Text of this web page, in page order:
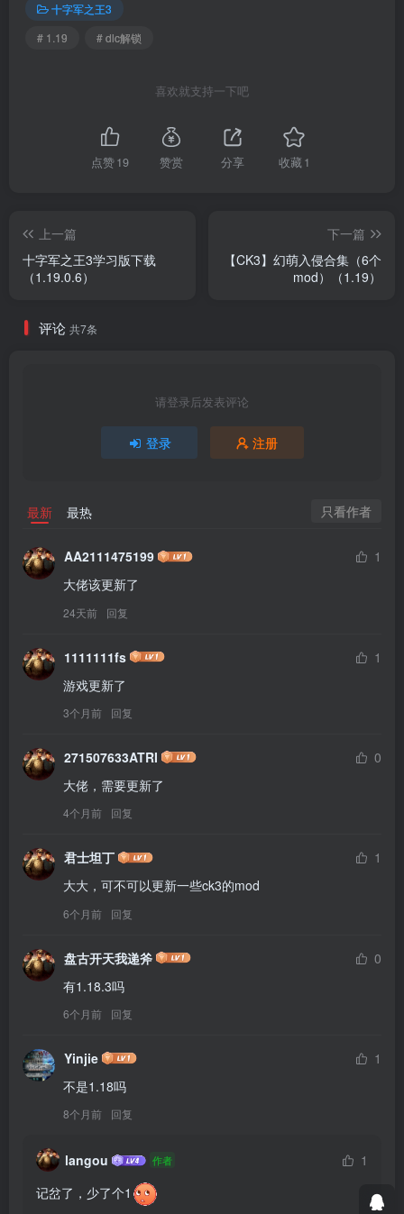
十字军之王3
# 1.19
# dlc解锁
喜欢就支持一下吧
点赞19 赞赏 分享 收藏1
上一篇
十字军之王3学习版下载
（1.19.0.6）
下一篇
【CK3】幻萌入侵合集（6个
mod）（1.19）
评论 共7条
请登录后发表评论
登录 注册
最新 最热 只看作者
AA2111475199
1
大佬该更新了
24天前 回复
1111111fs
1
游戏更新了
3个月前 回复
271507633ATRI
0
大佬，需要更新了
4个月前 回复
君士坦丁
1
大大，可不可以更新一些ck3的mod
6个月前 回复
盘古开天我递斧
0
有1.18.3吗
6个月前 回复
Yinjie
1
不是1.18吗
8个月前 回复
langou 作者
1
记岔了，少了个1